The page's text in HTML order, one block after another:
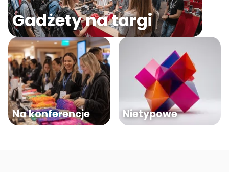
Gadżety na targi
Na konferencje Nietypowe